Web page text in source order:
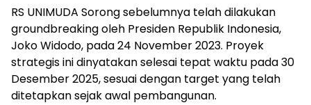
RS UNIMUDA Sorong sebelumnya telah dilakukan
groundbreaking oleh Presiden Republik Indonesia,
Joko Widodo, pada 24 November 2023. Proyek
strategis ini dinyatakan selesai tepat waktu pada 30
Desember 2025, sesuai dengan target yang telah
ditetapkan sejak awal pembangunan.